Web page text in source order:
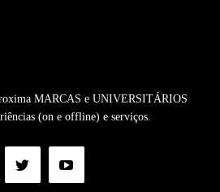
MARCAS e UNIVERSITÁRIOS
(on e offline) e serviços.